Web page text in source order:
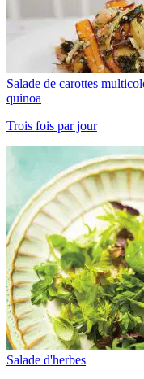
Salade de carottes
quinoa
Trois fois par jour
Salade d'herbes